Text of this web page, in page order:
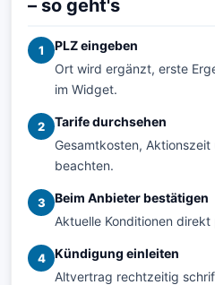
– so geht's
1
PLZ eingeben
Ort wird ergänzt, erste
im Widget.
2
Tarife durchsehen
Gesamtkosten, Aktionszeit
beachten.
3
Beim Anbieter bestätigen
Aktuelle Konditionen direkt
4
Kündigung einleiten
Altvertrag rechtzeitig